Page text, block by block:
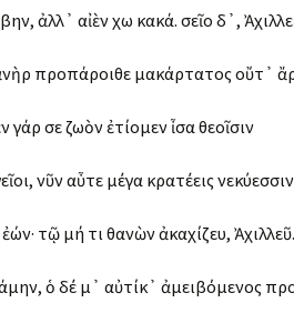
ἀλλ᾽ αἰὲν ἔχω κακά. σεῖο δ᾽,
προπάροιθε μακάρτατος οὔτ᾽
γάρ σε ζωὸν ἐτίομεν ἶσα θεοῖσιν
νῦν αὖτε μέγα κρατέεις νεκύεσσιν
τῷ μή τι θανὼν ἀκαχίζευ,
ὁ δέ μ᾽ αὐτίκ᾽ ἀμειβόμενος